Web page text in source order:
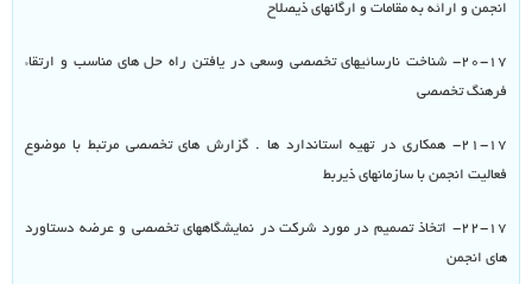
انجمن و ارائه به مقامات و ارگانهای ذیصلاح
۲۰-۱۷- شناخت نارسائیهای تخصصی وسعی در یافتن راه حل های مناسب و ارتقاء
فرهنگ تخصصی
۲۱-۱۷- همکاری در تهیه استاندارد ها . گزارش های تخصصی مرتبط با موضوع
فعالیت انجمن با سازمانهای ذیربط
۲۲-۱۷- اتخاذ تصمیم در مورد شرکت در نمایشگاههای تخصصی و عرضه دستاورد
های انجمن